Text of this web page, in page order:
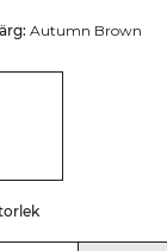
Autumn Brown